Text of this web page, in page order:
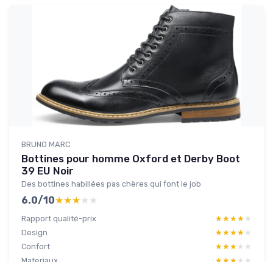
BRUNO MARC
Bottines pour homme Oxford et Derby Boot
39 EU Noir
Des bottines habillées pas chères qui font le job
6.0/10★★★★★
★★★★★
Rapport qualité-prix ★★★★★
★★★★★
Design
★★★★★
★★★★★
Confort
★★★★★
★★★★★